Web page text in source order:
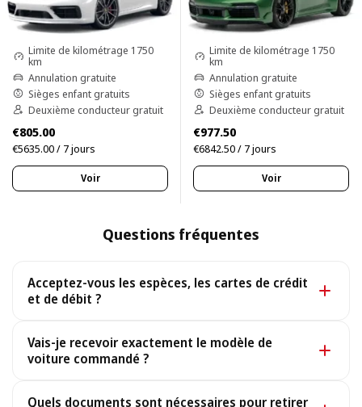
Limite de kilométrage 1750
km
Annulation gratuite
Sièges enfant gratuits
Deuxième conducteur gratuit
€805.00
€5635.00 / 7 jours
Voir
Limite de kilométrage 1750
km
Annulation gratuite
Sièges enfant gratuits
Deuxième conducteur gratuit
€977.50
€6842.50 / 7 jours
Voir
Questions fréquentes
Acceptez-vous les espèces, les cartes de crédit
et de débit ?
principales cartes de crédit et de débit.
Vais-je recevoir exactement le modèle de
voiture commandé ?
Quels documents sont nécessaires pour retirer